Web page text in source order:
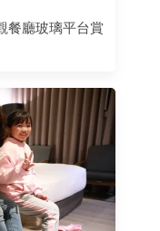
餐廳玻璃平台賞